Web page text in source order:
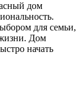
дом
для семьи,
жизни. Дом
начать